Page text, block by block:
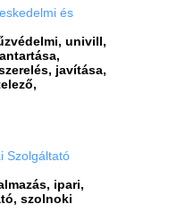
és
univill,
javítása,
Szolgáltató
ipari,
szolnoki